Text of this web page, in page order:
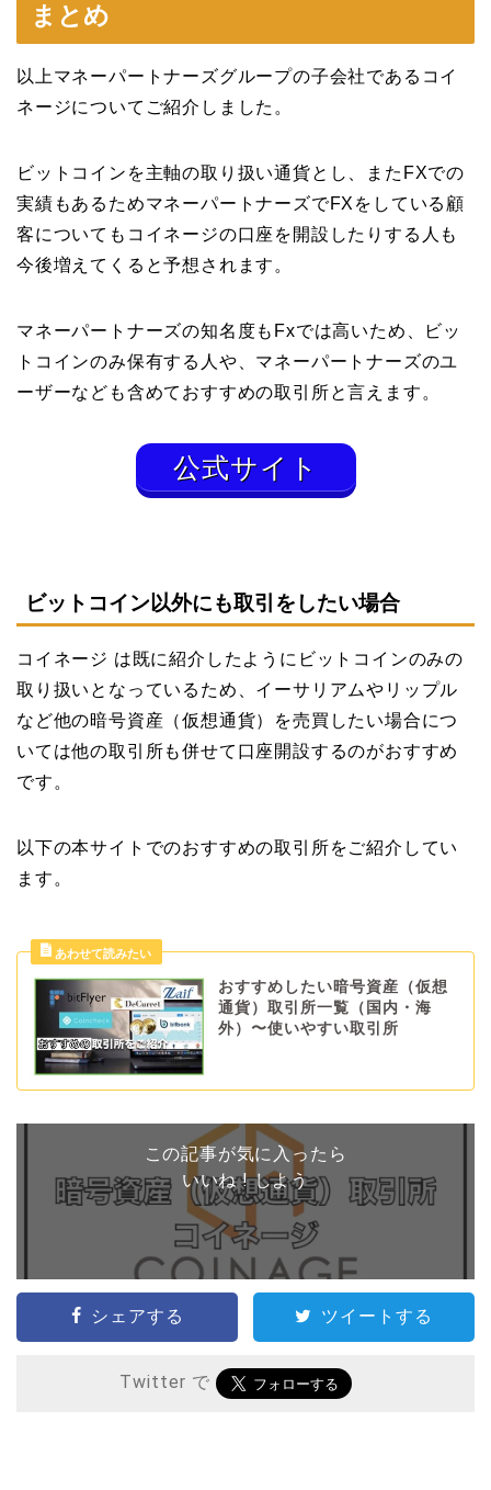
まとめ
以上マネーパートナーズグループの子会社であるコイ
ネージについてご紹介しました。
ビットコインを主軸の取り扱い通貨とし、またFXでの
実績もあるためマネーパートナーズでFXをしている顧
客についてもコイネージの口座を開設したりする人も
今後増えてくると予想されます。
マネーパートナーズの知名度もFxでは高いため、ビッ
トコインのみ保有する人や、マネーパートナーズのユ
ーザーなども含めておすすめの取引所と言えます。
公式サイト
ビットコイン以外にも取引をしたい場合
コイネージ は既に紹介したようにビットコインのみの
取り扱いとなっているため、イーサリアムやリップル
など他の暗号資産（仮想通貨）を売買したい場合につ
いては他の取引所も併せて口座開設するのがおすすめ
です。
以下の本サイトでのおすすめの取引所をご紹介してい
ます。
おすすめしたい暗号資産（仮想
通貨）取引所一覧（国内・海
外）〜使いやすい取引所
この記事が気に入ったら
いいね ! しよう
シェアする ツイートする
Twitter で